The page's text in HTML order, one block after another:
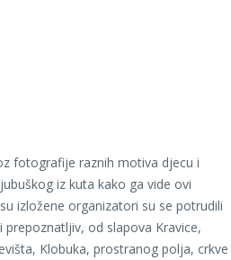
fotografije raznih motiva djecu i
iz kuta kako ga vide ovi
izložene organizatori su se potrudili
od slapova Kravice,
Klobuka, prostranog polja, crkve